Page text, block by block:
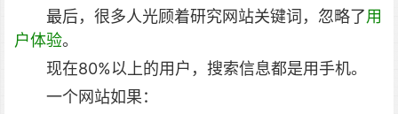
最后，很多人光顾着研究网站关键词，忽略了用
户体验。
现在80%以上的用户，搜索信息都是用手机。
一个网站如果：